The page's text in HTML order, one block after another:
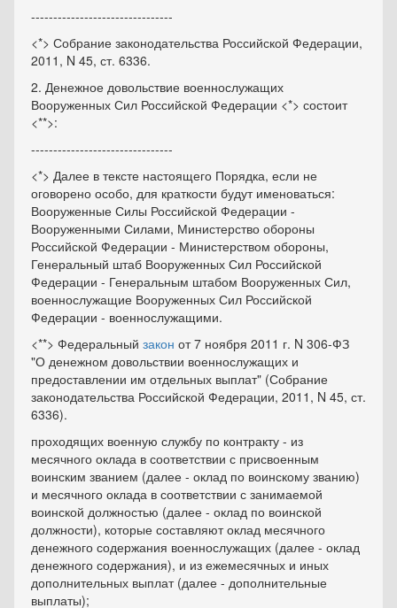
--------------------------------
<*> Собрание законодательства Российской Федерации,
2011, N 45, ст. 6336.
2. Денежное довольствие военнослужащих
Вооруженных Сил Российской Федерации <*> состоит
<**>:
--------------------------------
<*> Далее в тексте настоящего Порядка, если не
оговорено особо, для краткости будут именоваться:
Вооруженные Силы Российской Федерации -
Вооруженными Силами, Министерство обороны
Российской Федерации - Министерством обороны,
Генеральный штаб Вооруженных Сил Российской
Федерации - Генеральным штабом Вооруженных Сил,
военнослужащие Вооруженных Сил Российской
Федерации - военнослужащими.
<**> Федеральный закон от 7 ноября 2011 г. N 306-ФЗ
"О денежном довольствии военнослужащих и
предоставлении им отдельных выплат" (Собрание
законодательства Российской Федерации, 2011, N 45, ст.
6336).
проходящих военную службу по контракту - из
месячного оклада в соответствии с присвоенным
воинским званием (далее - оклад по воинскому званию)
и месячного оклада в соответствии с занимаемой
воинской должностью (далее - оклад по воинской
должности), которые составляют оклад месячного
денежного содержания военнослужащих (далее - оклад
денежного содержания), и из ежемесячных и иных
дополнительных выплат (далее - дополнительные
выплаты);